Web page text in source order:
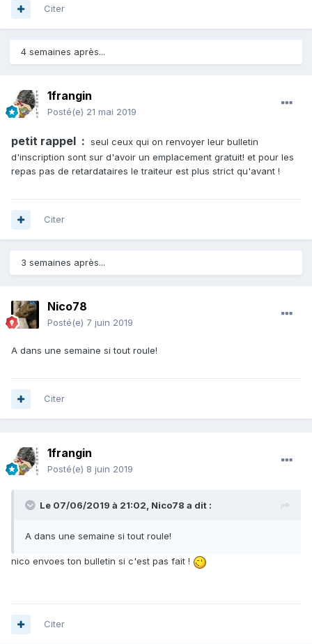
Citer
4 semaines après...
1frangin
Posté(e) 21 mai 2019
petit rappel : seul ceux qui on renvoyer leur bulletin
d'inscription sont sur d'avoir un emplacement gratuit! et pour les
repas pas de retardataires le traiteur est plus strict qu'avant !
Citer
3 semaines après...
Nico78
Posté(e) 7 juin 2019
A dans une semaine si tout roule!
Citer
1frangin
Posté(e) 8 juin 2019
Le 07/06/2019 à 21:02, Nico78 a dit :
A dans une semaine si tout roule!
nico envoes ton bulletin si c'est pas fait !
Citer